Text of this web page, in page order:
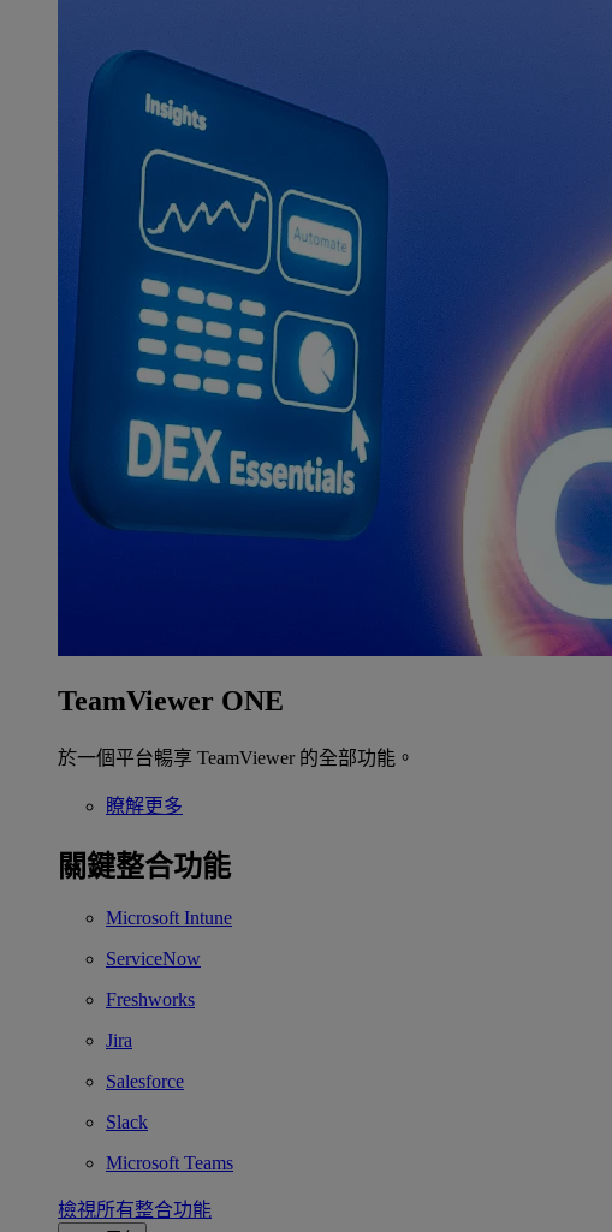
TeamViewer ONE
於一個平台暢享 TeamViewer 的全部功能。
瞭解更多
關鍵整合功能
Microsoft Intune
ServiceNow
Freshworks
Jira
Salesforce
Slack
Microsoft Teams
檢視所有整合功能